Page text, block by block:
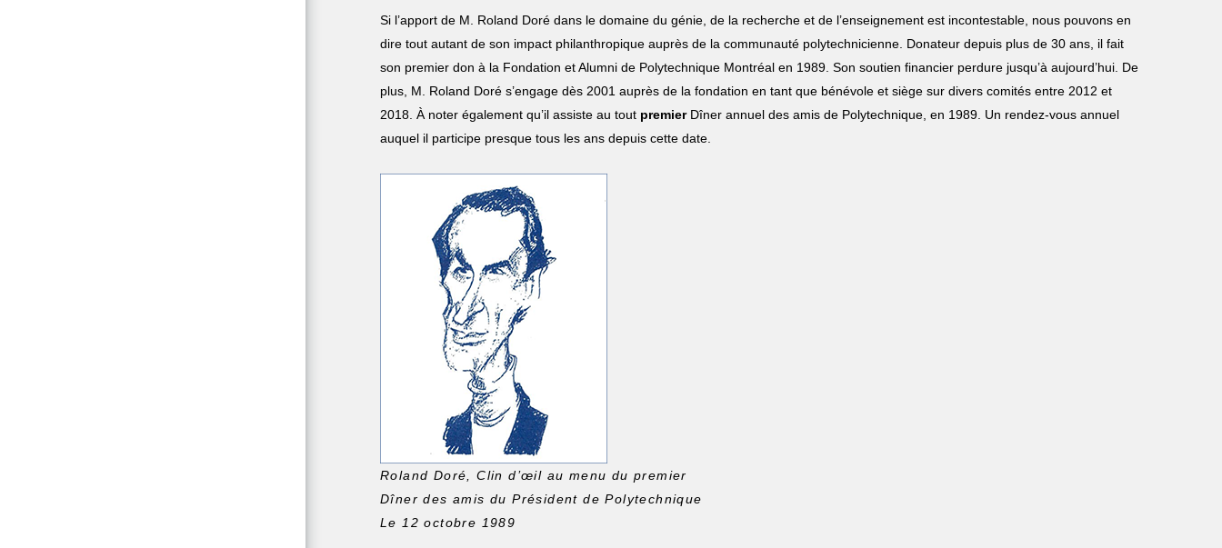
Si l’apport de M. Roland Doré dans le domaine du génie, de la recherche et de l’enseignement est incontestable, nous pouvons en
dire tout autant de son impact philanthropique auprès de la communauté polytechnicienne. Donateur depuis plus de 30 ans, il fait
son premier don à la Fondation et Alumni de Polytechnique Montréal en 1989. Son soutien financier perdure jusqu’à aujourd’hui. De
plus, M. Roland Doré s’engage dès 2001 auprès de la fondation en tant que bénévole et siège sur divers comités entre 2012 et
2018. À noter également qu’il assiste au tout premier Dîner annuel des amis de Polytechnique, en 1989. Un rendez-vous annuel
auquel il participe presque tous les ans depuis cette date.
Roland Doré, Clin d’œil au menu du premier
Dîner des amis du Président de Polytechnique
Le 12 octobre 1989